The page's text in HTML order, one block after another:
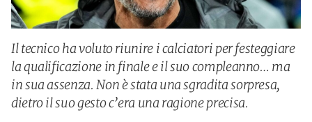
Il tecnico ha voluto riunire i calciatori per festeggiare
la qualificazione in finale e il suo compleanno… ma
in sua assenza. Non è stata una sgradita sorpresa,
dietro il suo gesto c’era una ragione precisa.